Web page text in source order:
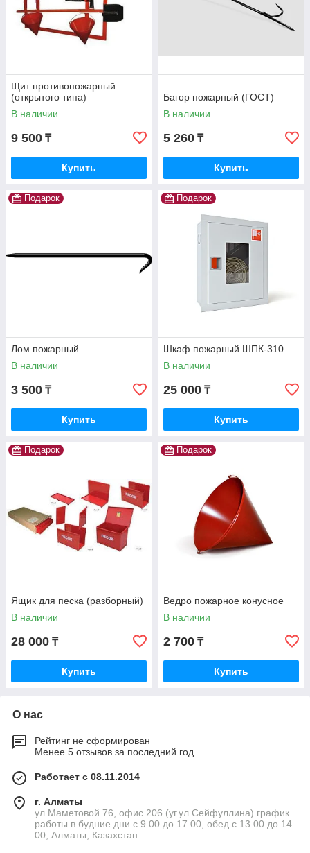
Щит противопожарный
(открытого типа)
В наличии
9 500 ₸
Купить
Багор пожарный (ГОСТ)
В наличии
5 260 ₸
Купить
Подарок
Лом пожарный
В наличии
3 500 ₸
Купить
Подарок
Шкаф пожарный ШПК-310
В наличии
25 000 ₸
Купить
Подарок
Ящик для песка (разборный)
В наличии
28 000 ₸
Купить
Подарок
Ведро пожарное конусное
В наличии
2 700 ₸
Купить
О нас
Рейтинг не сформирован
Менее 5 отзывов за последний год
Работает с 08.11.2014
г. Алматы
ул.Маметовой 76, офис 206 (уг.ул.Сейфуллина) график
работы в будние дни с 9 00 до 17 00, обед с 13 00 до 14
00, Алматы, Казахстан